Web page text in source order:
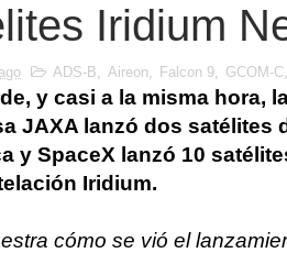
Iridium
ADS-B, Aireon, Falcon 9, GCOM-C,
y casi a la misma hora,
JAXA lanzó dos satélites
y SpaceX lanzó 10
Iridium.
cómo se vió el